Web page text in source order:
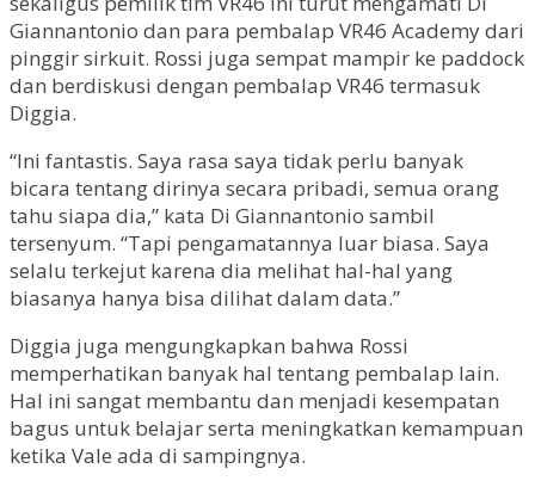
Giannantonio dan para pembalap VR46 Academy dari
pinggir sirkuit. Rossi juga sempat mampir ke paddock
dan berdiskusi dengan pembalap VR46 termasuk
Diggia.
“Ini fantastis. Saya rasa saya tidak perlu banyak
bicara tentang dirinya secara pribadi, semua orang
tahu siapa dia,” kata Di Giannantonio sambil
tersenyum. “Tapi pengamatannya luar biasa. Saya
selalu terkejut karena dia melihat hal-hal yang
biasanya hanya bisa dilihat dalam data.”
Diggia juga mengungkapkan bahwa Rossi
memperhatikan banyak hal tentang pembalap lain.
Hal ini sangat membantu dan menjadi kesempatan
bagus untuk belajar serta meningkatkan kemampuan
ketika Vale ada di sampingnya.